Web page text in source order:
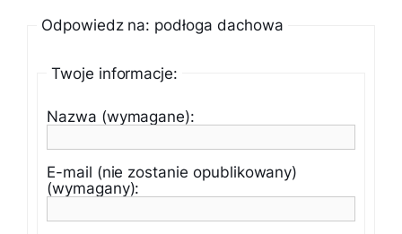
Odpowiedz na: podłoga dachowa
Twoje informacje:
Nazwa (wymagane):
E-mail (nie zostanie opublikowany)
(wymagany):